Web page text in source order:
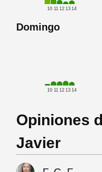
10 11 12 13 14
Domingo
10 11 12 13 14
Opiniones
Javier